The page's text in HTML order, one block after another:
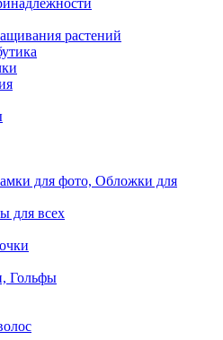
растений
для фото, Обложки для
для всех
Гольфы